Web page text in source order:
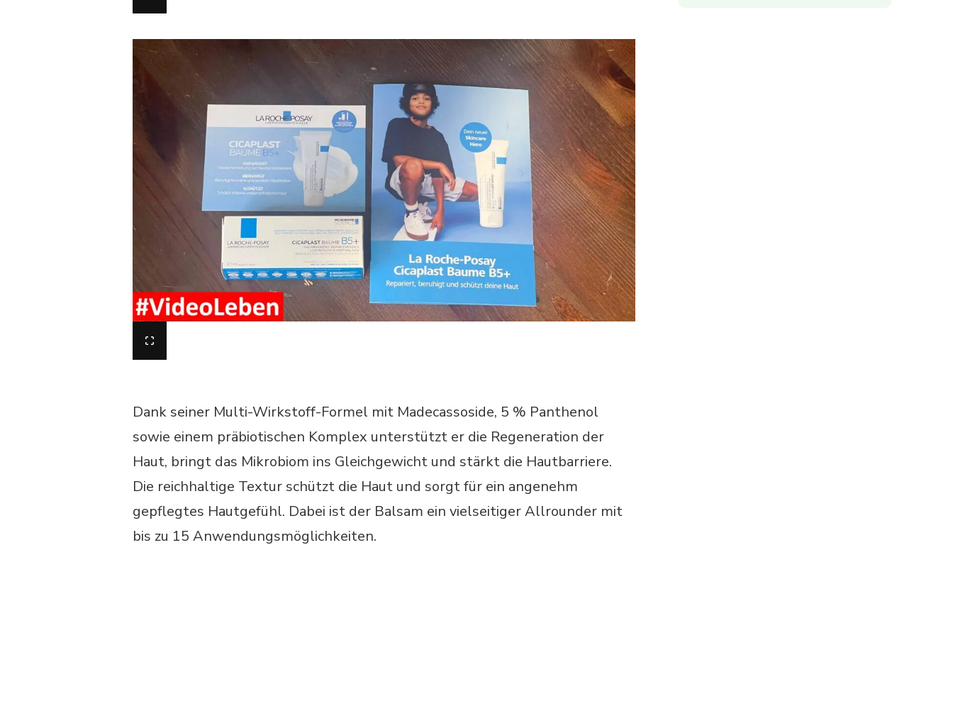
Dank seiner Multi-Wirkstoff-Formel mit Madecassoside, 5 % Panthenol
sowie einem präbiotischen Komplex unterstützt er die Regeneration der
Haut, bringt das Mikrobiom ins Gleichgewicht und stärkt die Hautbarriere.
Die reichhaltige Textur schützt die Haut und sorgt für ein angenehm
gepflegtes Hautgefühl. Dabei ist der Balsam ein vielseitiger Allrounder mit
bis zu 15 Anwendungsmöglichkeiten.